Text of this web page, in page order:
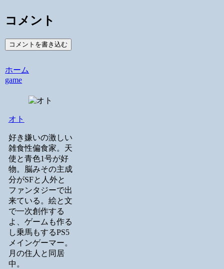
コメント
コメントを書き込む
ホーム
game
オト
好き嫌いの激しい
雑食性偏食家。天
使と青色1号が好
物。脳みその主成
分がSFと人外と
ファンタジーで出
来ている。絵と文
で一次創作する
よ、ゲームも作る
し乗馬もするPS5
メインゲーマー。
月の住人と同居
中。